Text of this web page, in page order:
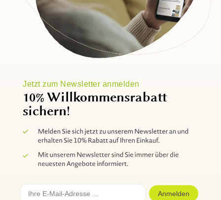
Jetzt zum Newsletter anmelden
10% Willkommensrabatt
sichern!
Anmelden